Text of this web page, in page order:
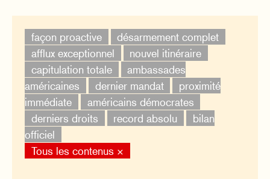
façon proactive
désarmement complet
afflux exceptionnel
nouvel itinéraire
capitulation totale
ambassades
américaines
dernier mandat
proximité
immédiate
américains démocrates
derniers droits
record absolu
bilan
officiel
Tous les contenus ×